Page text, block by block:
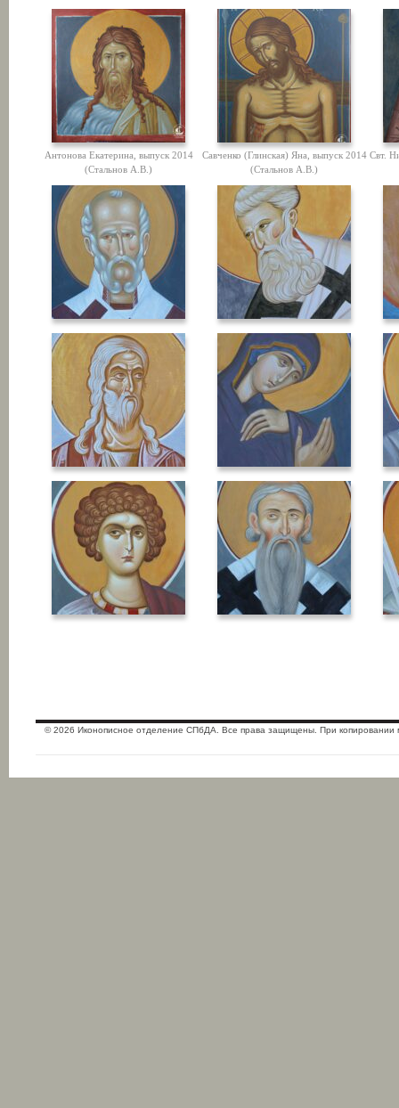
Антонова Екатерина, выпуск 2014
(Стальнов А.В.)
Савченко (Глинская) Яна, выпуск 2014
(Стальнов А.В.)
Свт.
© 2026 Иконописное отделение СПбДА. Все права защищены. При копировании